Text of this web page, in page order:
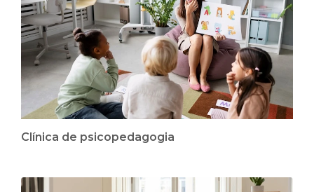
Clínica de psicopedagogia